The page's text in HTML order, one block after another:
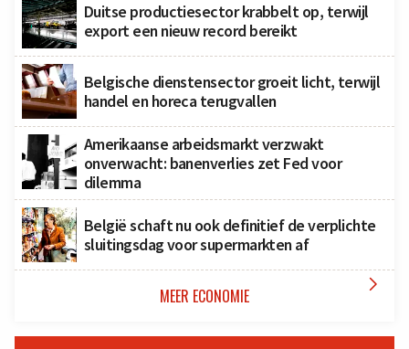
Duitse productiesector krabbelt op, terwijl
export een nieuw record bereikt
Belgische dienstensector groeit licht, terwijl
handel en horeca terugvallen
Amerikaanse arbeidsmarkt verzwakt
onverwacht: banenverlies zet Fed voor
dilemma
België schaft nu ook definitief de verplichte
sluitingsdag voor supermarkten af
MEER ECONOMIE 